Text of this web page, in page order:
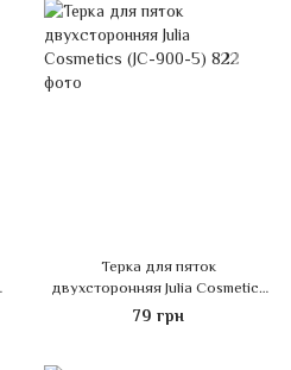
Терка для пяток
двухсторонняя Julia Cosmetics
(JC-900-5)
79 грн